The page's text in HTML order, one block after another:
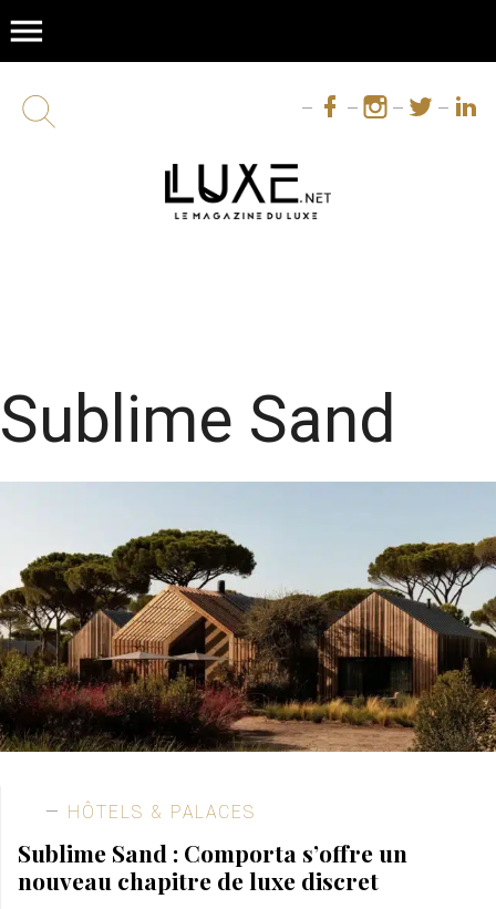
menu
Sublime Sand
HÔTELS & PALACES
Sublime Sand : Comporta s’offre un
nouveau chapitre de luxe discret